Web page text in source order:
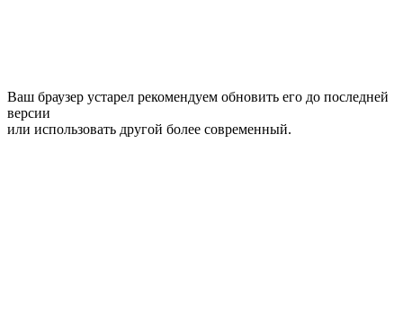
Ваш браузер устарел рекомендуем обновить его до последней
версии
или использовать другой более современный.